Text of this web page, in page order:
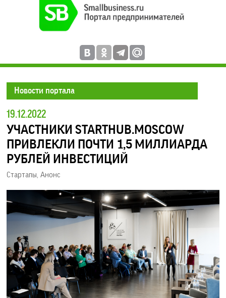
Новости портала
19.12.2022
УЧАСТНИКИ STARTHUB.MOSCOW
ПРИВЛЕКЛИ ПОЧТИ 1,5 МИЛЛИАРДА
РУБЛЕЙ ИНВЕСТИЦИЙ
Стартапы ,Анонс